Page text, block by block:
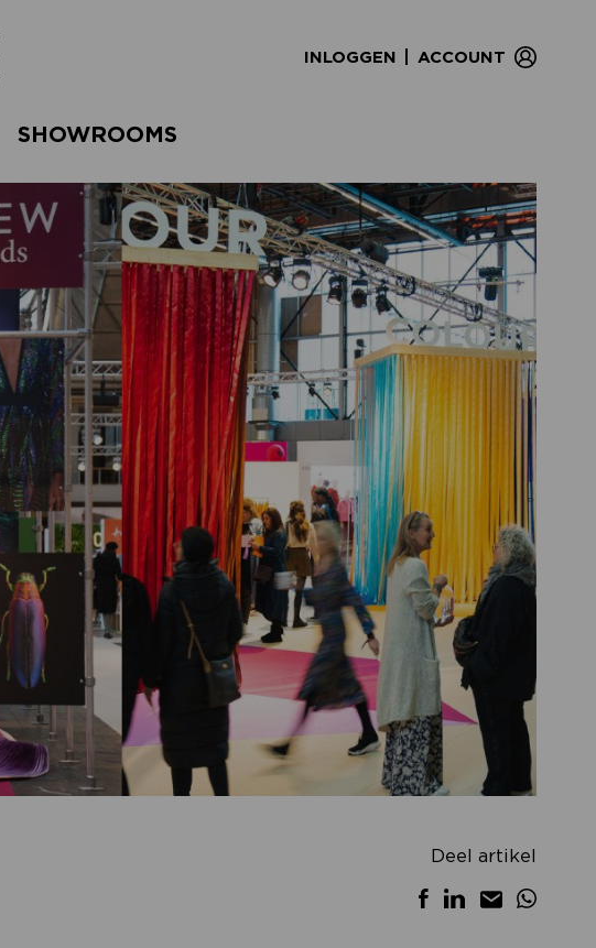
INLOGGEN ACCOUNT
SHOWROOMS
Deel artikel